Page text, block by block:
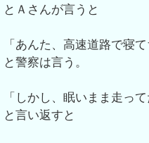
とＡさんが言うと
「あんた、高速道路で寝
と警察は言う。
「しかし、眠いまま走っ
と言い返すと